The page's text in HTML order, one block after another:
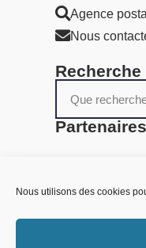
Nous utilisons des cookies
Agence
Nous
Recherche
Partenaires